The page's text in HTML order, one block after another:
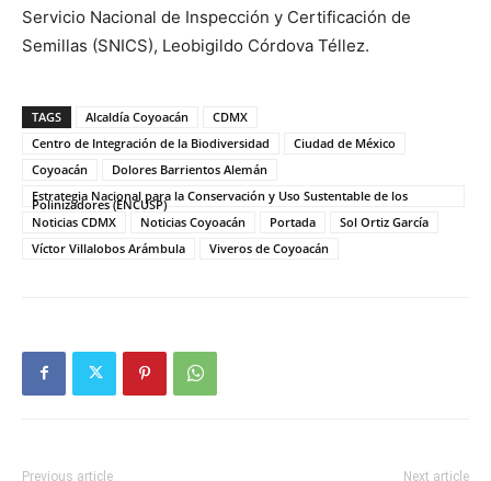
Servicio Nacional de Inspección y Certificación de
Semillas (SNICS), Leobigildo Córdova Téllez.
TAGS Alcaldía Coyoacán
CDMX
Centro de Integración de la Biodiversidad
Ciudad de México
Coyoacán
Dolores Barrientos Alemán
Estrategia Nacional para la Conservación y Uso Sustentable de los
Polinizadores (ENCUSP)
Noticias CDMX
Noticias Coyoacán Portada
Sol Ortiz García
Víctor Villalobos Arámbula
Viveros de Coyoacán
Previous article Next article